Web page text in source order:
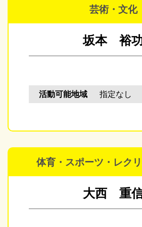
芸術・文化
坂本 裕
活動可能地域 指定なし
体育・スポーツ・レク
大西 重